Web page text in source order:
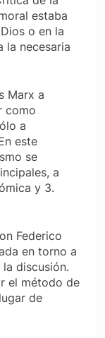
estaba
o en la
la necesaria
Marx a
como
a
este
se
a
y 3.
Federico
en torno a
discusión.
el método de
de